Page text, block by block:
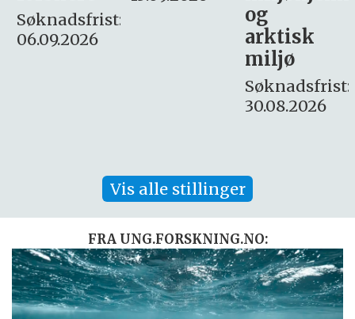
– fast
Søknadsfrist:
16. august.
Vis alle stillinger
FRA UNG.FORSKNING.NO: